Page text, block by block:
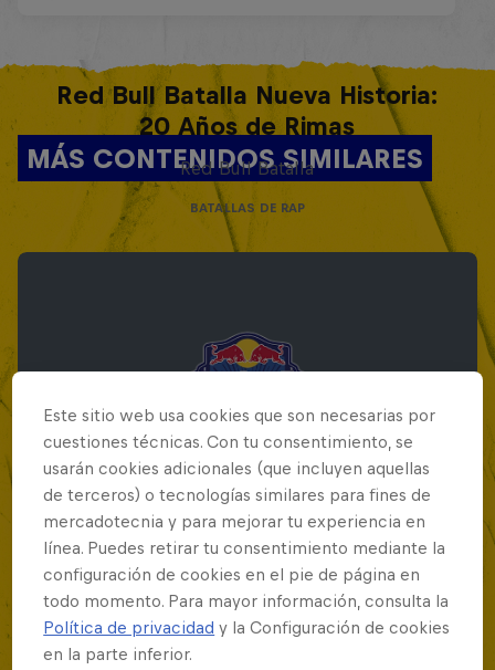
MÁS CONTENIDOS SIMILARES
Red Bull Batalla Nueva Historia:
20 Años de Rimas
Red Bull Batalla
BATALLAS DE RAP
Red Bull Batalla Final Torneo de Plazas
2026
Este sitio web usa cookies que son necesarias por
cuestiones técnicas. Con tu consentimiento, se
usarán cookies adicionales (que incluyen aquellas
de terceros) o tecnologías similares para fines de
mercadotecnia y para mejorar tu experiencia en
línea. Puedes retirar tu consentimiento mediante la
configuración de cookies en el pie de página en
todo momento. Para mayor información, consulta la
Política de privacidad y la Configuración de cookies
en la parte inferior.